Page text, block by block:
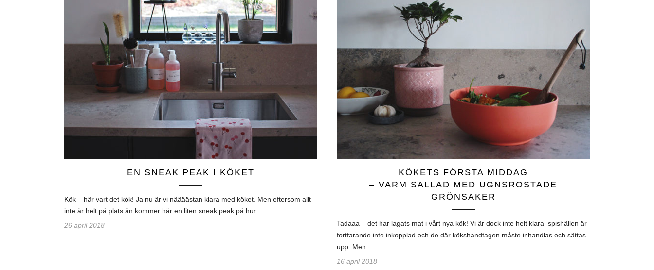
EN SNEAK PEAK I KÖKET
Kök – här vart det kök! Ja nu är vi näääästan klara med köket. Men eftersom allt
inte är helt på plats än kommer här en liten sneak peak på hur…
26 april 2018
KÖKETS FÖRSTA MIDDAG
– VARM SALLAD MED UGNSROSTADE
GRÖNSAKER
Tadaaa – det har lagats mat i vårt nya kök! Vi är dock inte helt klara, spishällen är
fortfarande inte inkopplad och de där kökshandtagen måste inhandlas och sättas
upp. Men…
16 april 2018